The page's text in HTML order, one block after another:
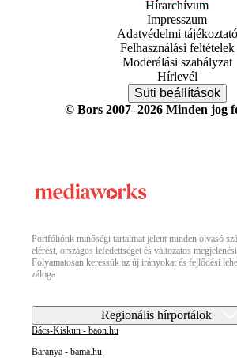
Hírarchívum
Impresszum
Adatvédelmi tájékoztató
Felhasználási feltételek
Moderálási szabályzat
Hírlevél
Süti beállítások
© Bors 2007–2026 Minden jog
Portfóliónk minőségi tartalmat jelent minden olvasó
elérést, országos lefedettséget és változatos
Folyamatosan keressük az új irányokat és fejlődési
záloga.
Regionális hírportálok
Bács-Kiskun - baon.hu
Baranya - bama.hu